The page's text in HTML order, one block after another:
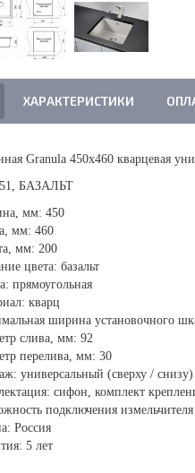
ХАРАКТЕРИСТИКИ
Granula 450х460 кварцевая
БАЗАЛЬТ
мм: 450
мм: 460
мм: 200
цвета: базальт
прямоугольная
кварц
ширина установочного
слива, мм: 92
перелива, мм: 30
универсальный (сверху / снизу)
сифон, комплект
подключения измельчителя
Россия
5 лет